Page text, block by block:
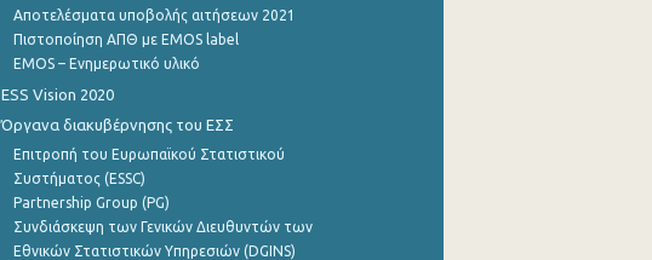
Αποτελέσματα υποβολής αιτήσεων 2021
Πιστοποίηση ΑΠΘ με EMOS label
EMOS – Ενημερωτικό υλικό
ESS Vision 2020
Όργανα διακυβέρνησης του ΕΣΣ
Επιτροπή του Ευρωπαϊκού Στατιστικού
Συστήματος (ESSC)
Partnership Group (PG)
Συνδιάσκεψη των Γενικών Διευθυντών των
Εθνικών Στατιστικών Υπηρεσιών (DGINS)